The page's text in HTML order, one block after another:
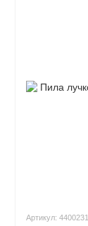
Артикул: 4400231